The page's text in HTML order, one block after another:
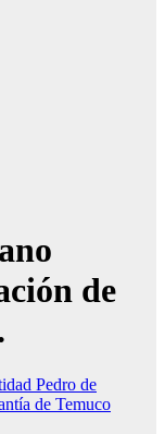
de
Pedro de
de Temuco